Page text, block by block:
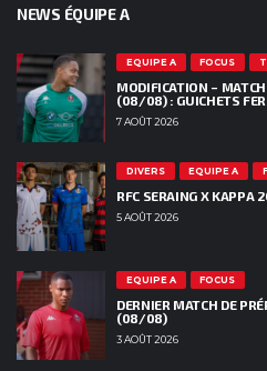
NEWS ÉQUIPE A
EQUIPE A FOCUS
MODIFICATION –
(08/08) : GUICHETS
7 AOÛT 2026
DIVERS EQUIPE A
RFC SERAING X
5 AOÛT 2026
EQUIPE A FOCUS
DERNIER MATCH DE
(08/08)
3 AOÛT 2026